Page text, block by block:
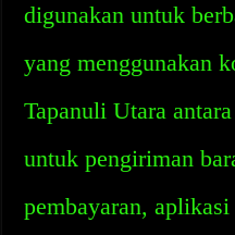
digunakan untuk
yang menggunakan
Tapanuli Utara
untuk pengiriman
pembayaran,